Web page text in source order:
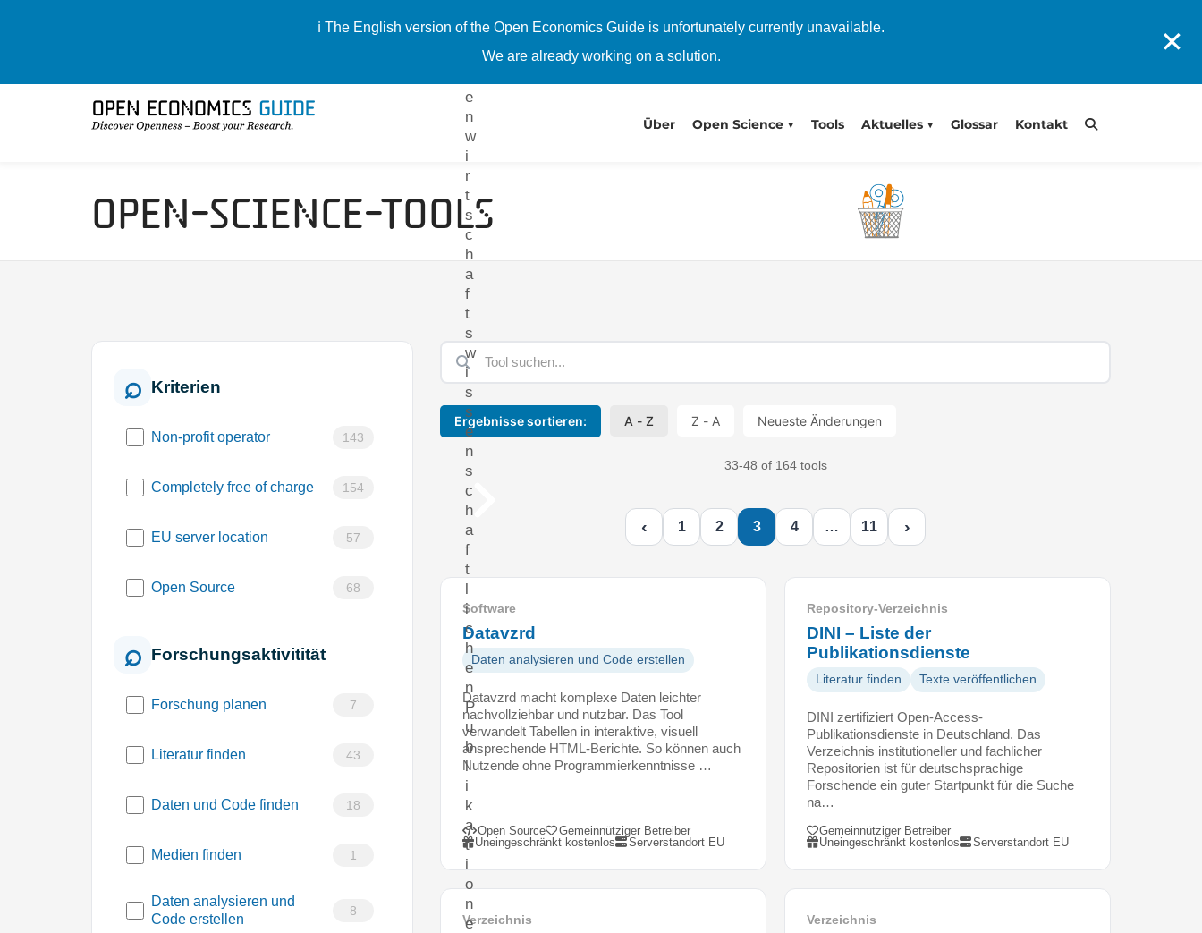
ℹ️ The English version of the Open Economics Guide is unfortunately currently unavailable.
We are already working on a solution.
✕
Über Open Science Tools Aktuelles Glossar Kontakt
Open-Science-Tools
Kriterien
Non-profit operator 143
Completely free of charge 154
EU server location 57
Open Source 68
Forschungsaktivitität
Forschung planen 7
Literatur finden 43
Daten und Code finden 18
Medien finden 1
Daten analysieren und
Code erstellen
8
Ergebnisse sortieren: A - Z Z - A Neueste Änderungen
33-48 of 164 tools
v
a
e
n
w
i
r
t
s
c
h
a
f
t
s
w
i
s
s
e
n
s
c
h
a
f
t
l
i
c
h
e
n
P
u
b
l
i
k
a
t
i
o
n
e
‹ 1 2 3 4 … 11 ›
Software
Datavzrd
Daten analysieren und Code erstellen
Datavzrd macht komplexe Daten leichter
nachvollziehbar und nutzbar. Das Tool
verwandelt Tabellen in interaktive, visuell
ansprechende HTML-Berichte. So können auch
Nutzende ohne Programmierkenntnisse …
Open Source
Gemeinnütziger Betreiber
Uneingeschränkt kostenlos
Serverstandort EU
Repository-Verzeichnis
DINI – Liste der
Publikationsdienste
Literatur finden Texte veröffentlichen
DINI zertifiziert Open-Access-
Publikationsdienste in Deutschland. Das
Verzeichnis institutioneller und fachlicher
Repositorien ist für deutschsprachige
Forschende ein guter Startpunkt für die Suche
na…
Gemeinnütziger Betreiber
Uneingeschränkt kostenlos
Serverstandort EU
Verzeichnis Verzeichnis